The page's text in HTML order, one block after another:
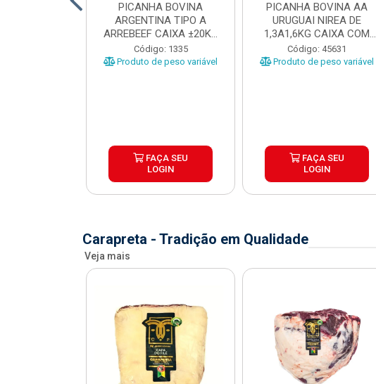
PICANHA BOVINA
ARGENTINA TIPO A
ARREBEEF CAIXA ±20KG
PEÇAS 1...
Código: 1335
Produto de peso variável
FAÇA SEU
LOGIN
PICANHA BOVINA AA
URUGUAI NIREA DE
1,3A1,6KG CAIXA COM
±15KG
Código: 45631
Produto de peso variável
FAÇA SEU
LOGIN
Carapreta - Tradição em Qualidade
Veja mais